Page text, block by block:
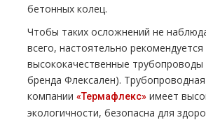
бетонных колец.
Чтобы таких осложнений не
всего, настоятельно
высококачественные
бренда Флексален).
компании «Термафлекс» имеет
экологичности, безопасна для